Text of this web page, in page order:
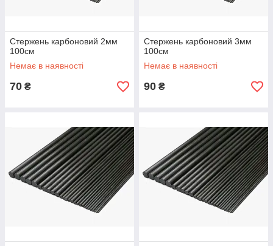
Стержень карбоновий 2мм
100см
Немає в наявності
70 ₴
Стержень карбоновий 3мм
100см
Немає в наявності
90 ₴